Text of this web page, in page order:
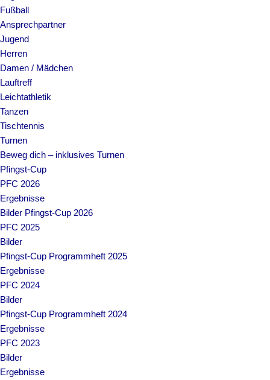
Fußball
Ansprechpartner
Jugend
Herren
Damen / Mädchen
Lauftreff
Leichtathletik
Tanzen
Tischtennis
Turnen
Beweg dich – inklusives Turnen
Pfingst-Cup
PFC 2026
Ergebnisse
Bilder Pfingst-Cup 2026
PFC 2025
Bilder
Pfingst-Cup Programmheft 2025
Ergebnisse
PFC 2024
Bilder
Pfingst-Cup Programmheft 2024
Ergebnisse
PFC 2023
Bilder
Ergebnisse